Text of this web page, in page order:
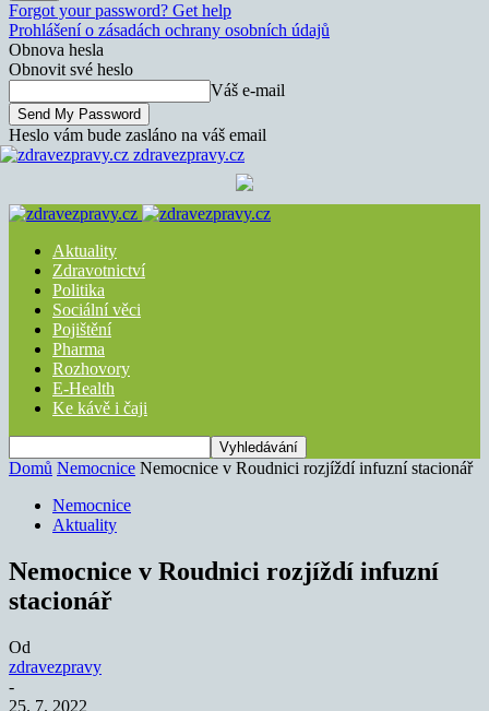
Forgot your password? Get help
Prohlášení o zásadách ochrany osobních údajů
Obnova hesla
Obnovit své heslo
Váš e-mail
Heslo vám bude zasláno na váš email
zdravezpravy.cz
Aktuality
Zdravotnictví
Politika
Sociální věci
Pojištění
Pharma
Rozhovory
E-Health
Ke kávě i čaji
Domů Nemocnice Nemocnice v Roudnici rozjíždí infuzní stacionář
Nemocnice
Aktuality
Nemocnice v Roudnici rozjíždí infuzní
stacionář
Od
zdravezpravy
-
25. 7. 2022